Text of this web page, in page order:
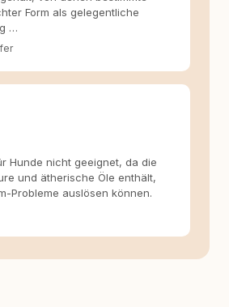
aufbereiten, dass sie verständlich,
für unsere Leser wirklich
Ich glaube, dass Emotionen
dort, wo Information,
zusammenkommen. Mit meinen
Form als gelegentliche
…
Hunde nicht geeignet, da die
und ätherische Öle enthält,
Probleme auslösen können.